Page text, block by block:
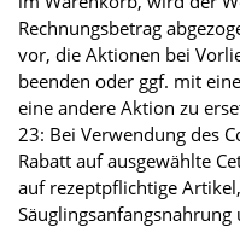
Rechnungsbetrag
vor, die Aktionen bei
beenden oder ggf. mit
eine andere Aktion zu
23: Bei Verwendung des
Rabatt auf ausgewählte
auf rezeptpflichtige